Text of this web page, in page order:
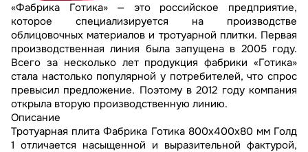
«Фабрика Готика» — это российское предприятие,
которое специализируется на производстве
облицовочных материалов и тротуарной плитки. Первая
производственная линия была запущена в 2005 году.
Всего за несколько лет продукция фабрики «Готика»
стала настолько популярной у потребителей, что спрос
превысил предложение. Поэтому в 2012 году компания
открыла вторую производственную линию.
Описание
Тротуарная плита Фабрика Готика 800х400х80 мм Голд
1 отличается насыщенной и выразительной фактурой,